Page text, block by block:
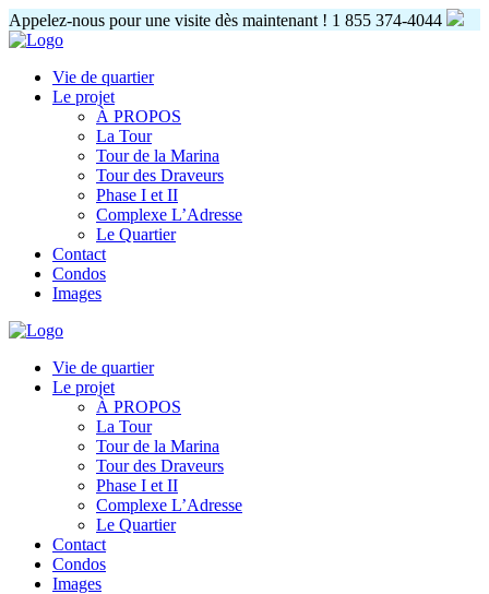
Appelez-nous pour une visite dès maintenant ! 1 855 374-4044
Vie de quartier
Le projet
À PROPOS
La Tour
Tour de la Marina
Tour des Draveurs
Phase I et II
Complexe L’Adresse
Le Quartier
Contact
Condos
Images
Vie de quartier
Le projet
À PROPOS
La Tour
Tour de la Marina
Tour des Draveurs
Phase I et II
Complexe L’Adresse
Le Quartier
Contact
Condos
Images